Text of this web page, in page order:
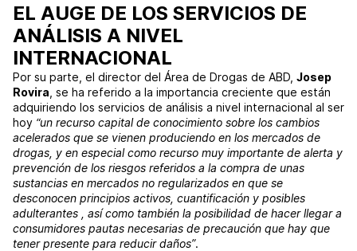
EL AUGE DE LOS SERVICIOS DE
ANÁLISIS A NIVEL
INTERNACIONAL
Por su parte, el director del Área de Drogas de ABD, Josep
Rovira , se ha referido a la importancia creciente que están
adquiriendo los servicios de análisis a nivel internacional al ser
hoy “un recurso capital de conocimiento sobre los cambios
acelerados que se vienen produciendo en los mercados de
drogas, y en especial como recurso muy importante de alerta y
prevención de los riesgos referidos a la compra de unas
sustancias en mercados no regularizados en que se
desconocen principios activos, cuantificación y posibles
adulterantes , así como también la posibilidad de hacer llegar a
consumidores pautas necesarias de precaución que hay que
tener presente para reducir daños”.